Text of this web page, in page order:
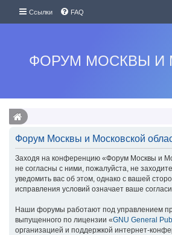
Ссылки FAQ
ФОРУМ МОСКВЫ И
Форум Москвы и Московской
Заходя на конференцию «Форум Москвы и
не согласны с ними, пожалуйста, не
уведомить вас об этом, однако с вашей
исправления условий означает ваше
Наши форумы работают под управлением
выпущенного по лицензии «GNU General
организацией и поддержкой интернет-